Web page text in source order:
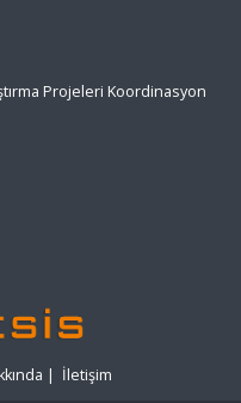
Projeleri Koordinasyon
| İletişim